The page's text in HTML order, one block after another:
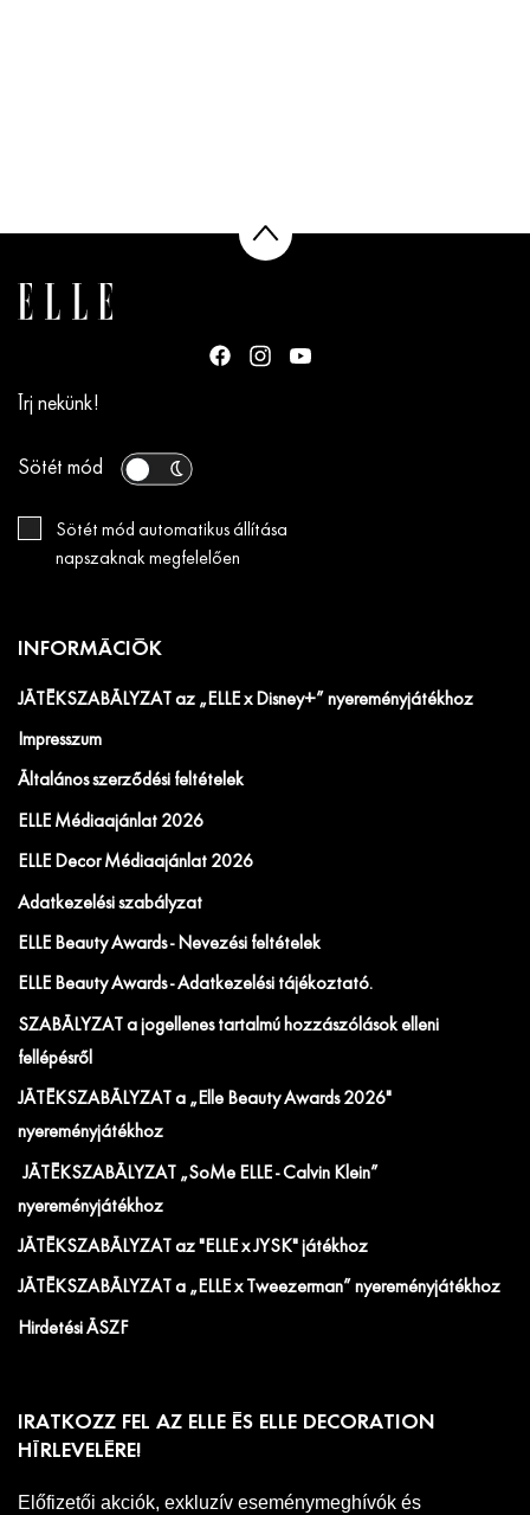
Írj nekünk!
Sötét mód
Sötét mód automatikus állítása
napszaknak megfelelően
INFORMÁCIÓK
JÁTÉKSZABÁLYZAT az „ELLE x Disney+” nyereményjátékhoz
Impresszum
Általános szerződési feltételek
ELLE Médiaajánlat 2026
ELLE Decor Médiaajánlat 2026
Adatkezelési szabályzat
ELLE Beauty Awards - Nevezési feltételek
ELLE Beauty Awards - Adatkezelési tájékoztató.
SZABÁLYZAT a jogellenes tartalmú hozzászólások elleni
fellépésről
JÁTÉKSZABÁLYZAT a „Elle Beauty Awards 2026"
nyereményjátékhoz
JÁTÉKSZABÁLYZAT „SoMe ELLE - Calvin Klein”
nyereményjátékhoz
JÁTÉKSZABÁLYZAT az "ELLE x JYSK" játékhoz
JÁTÉKSZABÁLYZAT a „ELLE x Tweezerman” nyereményjátékhoz
Hirdetési ÁSZF
IRATKOZZ FEL AZ ELLE ÉS ELLE DECORATION
HÍRLEVELÉRE!
Előfizetői akciók, exkluzív eseménymeghívók és